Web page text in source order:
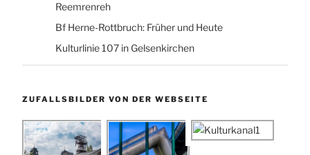
Reemrenreh
Bf Herne-Rottbruch: Früher und Heute
Kulturlinie 107 in Gelsenkirchen
ZUFALLSBILDER VON DER WEBSEITE